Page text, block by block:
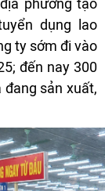
dụng lao
ty sớm đi vào
đến nay 300
sản xuất,